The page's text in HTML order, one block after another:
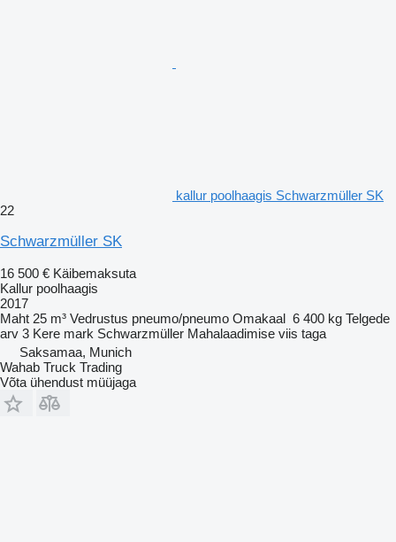
kallur poolhaagis Schwarzmüller SK
22
Schwarzmüller SK
16 500 € Käibemaksuta
Kallur poolhaagis
2017
Maht 25 m³ Vedrustus pneumo/pneumo Omakaal 6 400 kg Telgede
arv 3 Kere mark Schwarzmüller Mahalaadimise viis taga
Saksamaa, Munich
Wahab Truck Trading
Võta ühendust müüjaga